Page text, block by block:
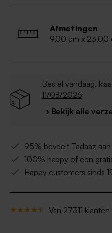
Wasvoorschrift:
bleekmiddel gebruiken,
Afmetingen
9,00 cm x 23,00
Bestel vandaag,
11/08/2026
› Bekijk alle
95% beveelt Tadaaz aan
100% happy of een
Happy customers sinds
Van 27311